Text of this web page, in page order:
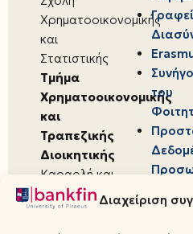
Διαχείριση
Χρηματοοικονομικής
και
Στατιστικής
Τμήμα
Χρηματοοικονομικής
και
Τραπεζικής
Διοικητικής
Καραολή και
Δημητρίου 80,
18534,
του